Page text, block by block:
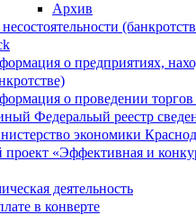
Архив
о предприятиях,
о проведении
Федеральый реестр
экономики
«Эффективная и
деятельность
в конверте